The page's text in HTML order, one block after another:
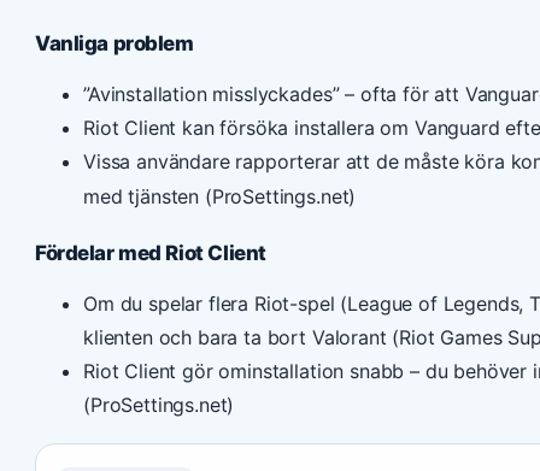
Vanliga problem
”Avinstallation misslyckades” – ofta för att
Riot Client kan försöka installera om Vanguard
Vissa användare rapporterar att de måste köra
med tjänsten (ProSettings.net)
Fördelar med Riot Client
Om du spelar flera Riot-spel (League of Legends,
klienten och bara ta bort Valorant (Riot Games
Riot Client gör ominstallation snabb – du behöver
(ProSettings.net)